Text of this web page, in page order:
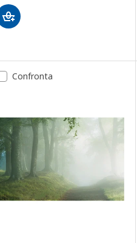
Confronta